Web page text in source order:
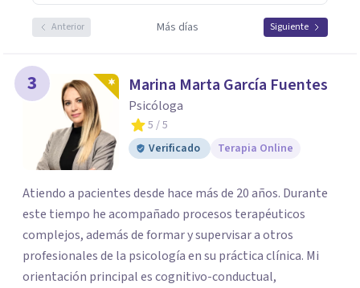
Anterior Más días Siguiente
3 Marina Marta García Fuentes
Psicóloga
5 / 5
Verificado
Terapia Online
Atiendo a pacientes desde hace más de 20 años. Durante
este tiempo he acompañado procesos terapéuticos
complejos, además de formar y supervisar a otros
profesionales de la psicología en su práctica clínica. Mi
orientación principal es cognitivo-conductual,